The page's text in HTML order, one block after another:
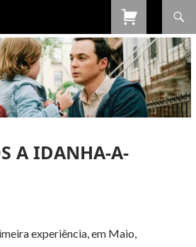
A IDANHA-A-
experiência, em Maio,